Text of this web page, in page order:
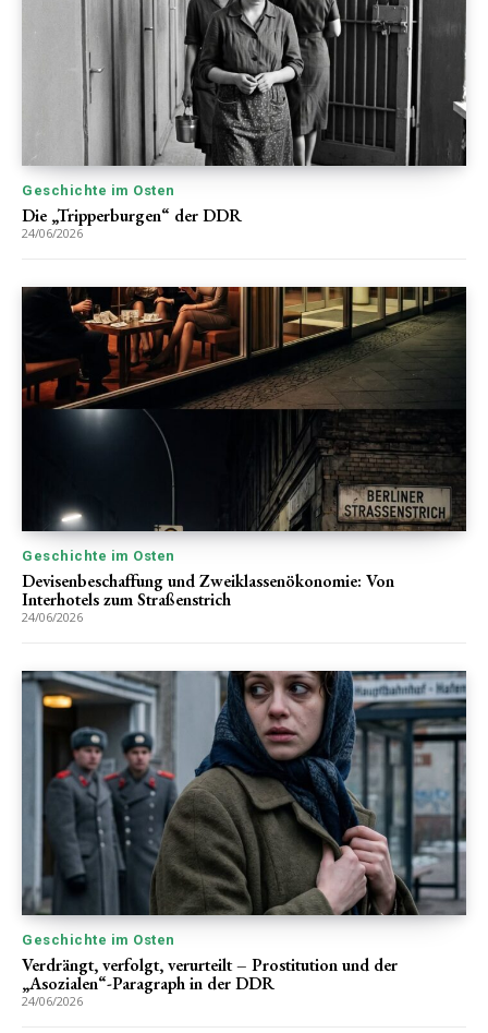
Geschichte im Osten
Die „Tripperburgen“ der DDR
24/06/2026
Geschichte im Osten
Devisenbeschaffung und Zweiklassenökonomie: Von
Interhotels zum Straßenstrich
24/06/2026
Geschichte im Osten
Verdrängt, verfolgt, verurteilt – Prostitution und der
„Asozialen“-Paragraph in der DDR
24/06/2026